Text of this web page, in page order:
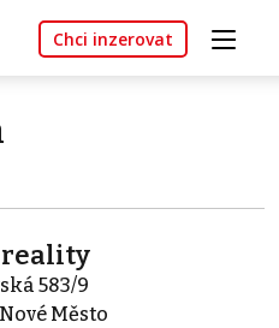
Chci inzerovat
reality
583/9
Město